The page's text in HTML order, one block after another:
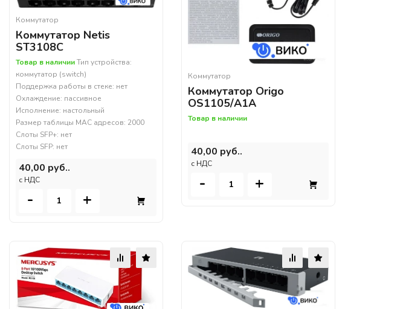
Коммутатор
Коммутатор Netis
ST3108C
Товар в наличииТип устройства:
коммутатор (switch)
Поддержка работы в стеке: нет
Охлаждение: пассивное
Исполнение: настольный
Размер таблицы MAC адресов: 2000
Слоты SFP+: нет
Слоты SFP: нет
40,00 руб..
c НДС
- +
Коммутатор
Коммутатор Origo
OS1105/A1A
Товар в наличии
40,00 руб..
c НДС
- +